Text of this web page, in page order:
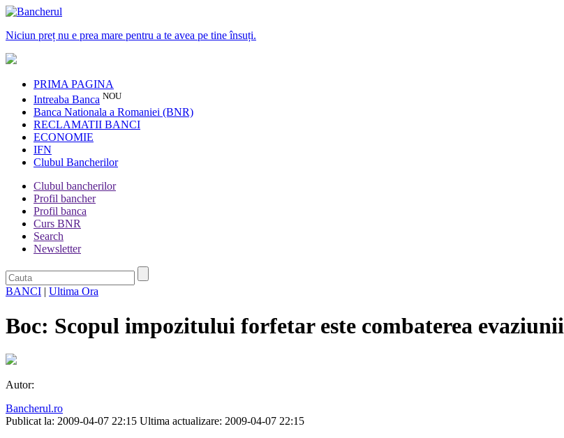
Niciun preț nu e prea mare pentru a te avea pe tine însuți.
PRIMA PAGINA
Intreaba Banca NOU
Banca Nationala a Romaniei (BNR)
RECLAMATII BANCI
ECONOMIE
IFN
Clubul Bancherilor
Clubul bancherilor
Profil bancher
Profil banca
Curs BNR
Search
Newsletter
BANCI | Ultima Ora
Boc: Scopul impozitului forfetar este combaterea evaziunii
Autor:
Bancherul.ro
Publicat la: 2009-04-07 22:15 Ultima actualizare: 2009-04-07 22:15